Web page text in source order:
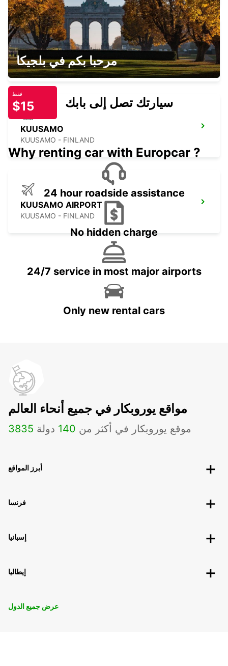
KITTILÄ, LEVI SKI RESORT
SIRKKA - FINLAND
KUUSAMO
KUUSAMO - FINLAND
KUUSAMO AIRPORT
KUUSAMO - FINLAND
مرحبا بكم في بلجيكا
فقط
$15 سيارتك تصل إلى بابك
Why renting car with Europcar ?
24 hour roadside assistance
No hidden charge
24/7 service in most major airports
Only new rental cars
مواقع يوروبكار في جميع أنحاء العالم
3835 موقع يوروبكار في أكثر من 140 دولة
أبرز المواقع
فرنسا
إسبانيا
إيطاليا
عرض جميع الدول